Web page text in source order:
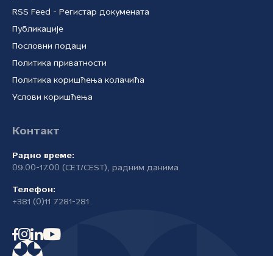
RSS Feed - Регистар докумената
Публикације
Пословни подаци
Политика приватности
Политика коришћења колачића
Услови коришћења
Контакт
Радно време:
09.00-17.00 (CET/CEST), радним данима
Телефон:
+381 (0)11 7281-281